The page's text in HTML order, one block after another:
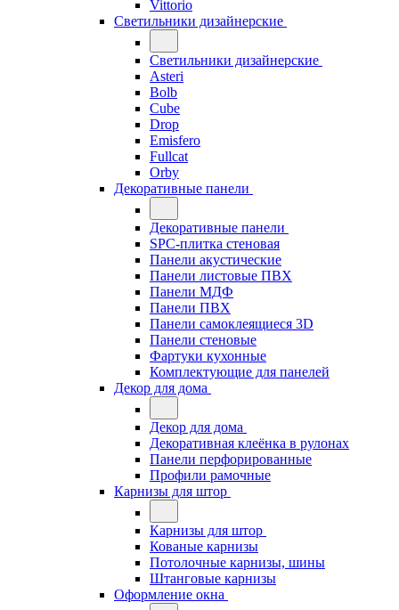
Vittorio
Светильники дизайнерские
Светильники дизайнерские
Asteri
Bolb
Cube
Drop
Emisfero
Fullcat
Orby
Декоративные панели
Декоративные панели
SPC-плитка стеновая
Панели акустические
Панели листовые ПВХ
Панели МДФ
Панели ПВХ
Панели самоклеящиеся 3D
Панели стеновые
Фартуки кухонные
Комплектующие для панелей
Декор для дома
Декор для дома
Декоративная клеёнка в рулонах
Панели перфорированные
Профили рамочные
Карнизы для штор
Карнизы для штор
Кованые карнизы
Потолочные карнизы, шины
Штанговые карнизы
Оформление окна